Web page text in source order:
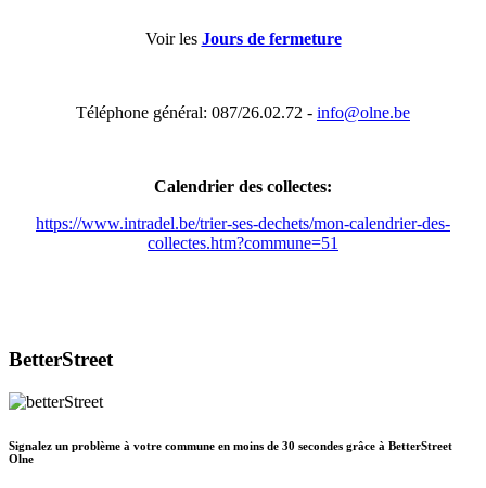
Voir les Jours de fermeture
Téléphone général: 087/26.02.72 - info@olne.be
Calendrier des collectes:
https://www.intradel.be/trier-ses-dechets/mon-calendrier-des-
collectes.htm?commune=51
BetterStreet
Signalez un problème à votre commune en moins de 30 secondes grâce à BetterStreet
Olne